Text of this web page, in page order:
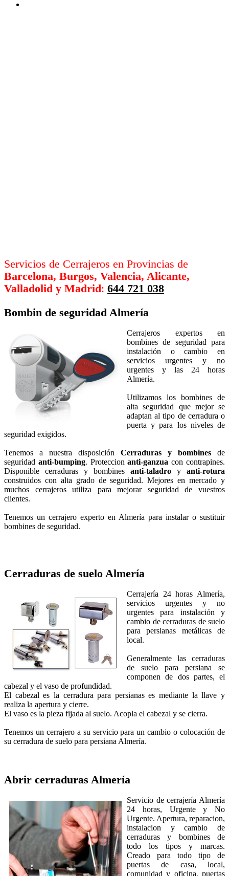
Servicios de Cerrajeros en Provincias de
Barcelona, Burgos, Valencia, Alicante,
Valladolid y Madrid: 644 721 038
Bombin de seguridad Almería
Cerrajeros expertos en
bombines de seguridad para
instalación o cambio en
servicios urgentes y no
urgentes y las 24 horas
Almería.
Utilizamos los bombines de
alta seguridad que mejor se
adaptan al tipo de cerradura o
puerta y para los niveles de
seguridad exigidos.
Tenemos a nuestra disposición Cerraduras y bombines de
seguridad anti-bumping. Proteccionanti-ganzua con contrapines.
Disponible cerraduras y bombines anti-taladro y anti-rotura
construidos con alta grado de seguridad. Mejores en mercado y
muchos cerrajeros utiliza para mejorar seguridad de vuestros
clientes.
Tenemos un cerrajero experto en Almería para instalar o sustituir
bombines de seguridad.
Cerraduras de suelo Almería
Cerrajería 24 horas Almería,
servicios urgentes y no
urgentes para instalación y
cambio de cerraduras de suelo
para persianas metálicas de
local.
Generalmente las cerraduras
de suelo para persiana se
componen de dos partes, el
cabezal y el vaso de profundidad.
El cabezal es la cerradura para persianas es mediante la llave y
realiza la apertura y cierre.
El vaso es la pieza fijada al suelo. Acopla el cabezal y se cierra.
Tenemos un cerrajero a su servicio para un cambio o colocación de
su cerradura de suelo para persiana Almería.
Abrir cerraduras Almería
Servicio de cerrajería Almería
24 horas, Urgente y No
Urgente. Apertura, reparacion,
instalacion y cambio de
cerraduras y bombines de
todo los tipos y marcas.
Creado para todo tipo de
puertas de casa, local,
comunidad y oficina, puertas